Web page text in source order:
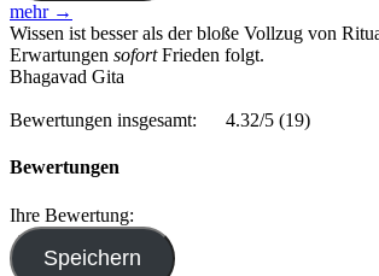
mehr →
Wissen ist besser als der bloße Vollzug von
Erwartungen sofortFrieden folgt.
Bhagavad Gita
Bewertungen insgesamt: 4.32/5 (19)
Bewertungen
Ihre Bewertung: